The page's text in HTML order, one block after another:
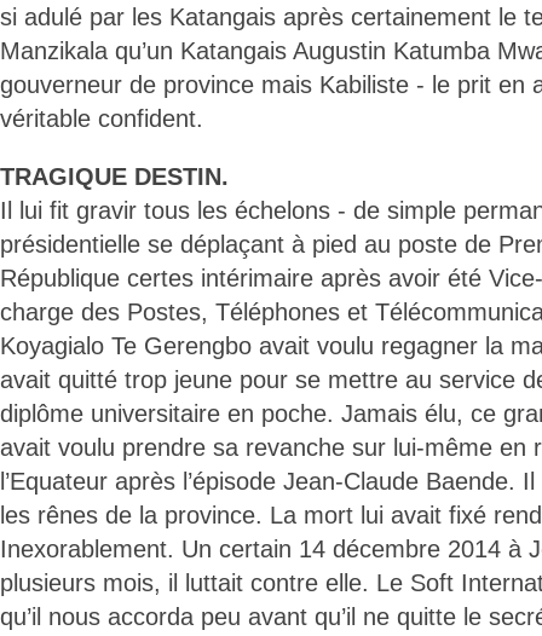
si adulé par les Katangais après certainement le
Manzikala qu’un Katangais Augustin Katumba
gouverneur de province mais Kabiliste - le prit en
véritable confident.
TRAGIQUE DESTIN.
Il lui fit gravir tous les échelons - de simple
présidentielle se déplaçant à pied au poste de
République certes intérimaire après avoir été
charge des Postes, Téléphones et
Koyagialo Te Gerengbo avait voulu regagner la
avait quitté trop jeune pour se mettre au service
diplôme universitaire en poche. Jamais élu, ce
avait voulu prendre sa revanche sur lui-même en
l’Equateur après l’épisode Jean-Claude Baende.
les rênes de la province. La mort lui avait fixé
Inexorablement. Un certain 14 décembre 2014 à
plusieurs mois, il luttait contre elle. Le Soft
qu’il nous accorda peu avant qu’il ne quitte le